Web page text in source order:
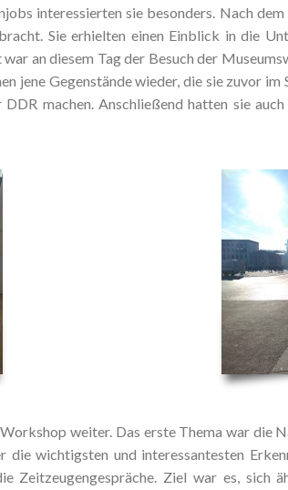
interessierten sie besonders. Nach
Sie erhielten einen Einblick in die
an diesem Tag der Besuch der
jene Gegenstände wieder, die sie zuvor
machen. Anschließend hatten sie
weiter. Das erste Thema war die
wichtigsten und interessantesten
Ziel war es, sich